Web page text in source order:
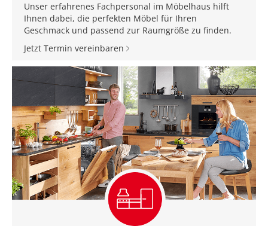
Unser erfahrenes Fachpersonal im Möbelhaus hilft
Ihnen dabei, die perfekten Möbel für Ihren
Geschmack und passend zur Raumgröße zu finden.
Jetzt Termin vereinbaren